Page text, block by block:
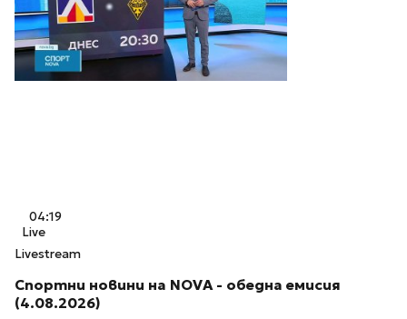
04:19
Live
Livestream
Спортни новини на NOVA - обедна емисия
(4.08.2026)